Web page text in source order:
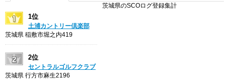
茨城県のSCOログ登録集計
1位
土浦カントリー倶楽部
茨城県 稲敷市堀之内419
2位
セントラルゴルフクラブ
茨城県 行方市麻生2196